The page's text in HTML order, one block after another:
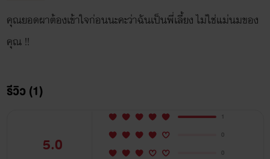
คุณยอดผาต้องเข้าใจก่อนนะคะว่าฉันเป็นพี่เลี้ยง ไม่ใช่แม่นมของ
คุณ !!
รีวิว (1)
5.0
1
0
0